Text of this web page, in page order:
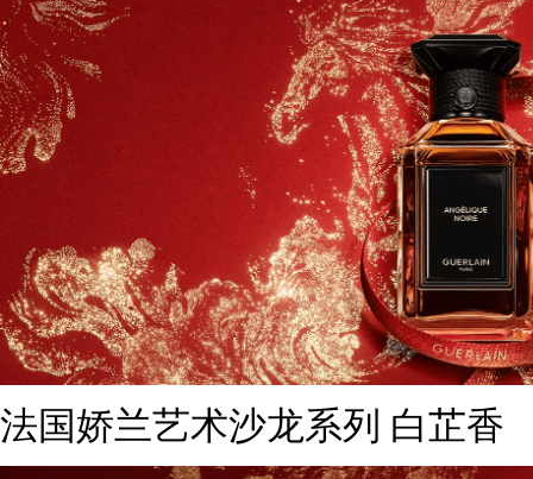
法国娇兰艺术沙龙系列 白芷香